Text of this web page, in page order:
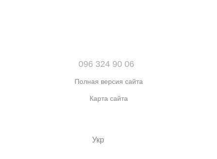
096 324 90 06
Полная версия сайта
Карта сайта
Укр